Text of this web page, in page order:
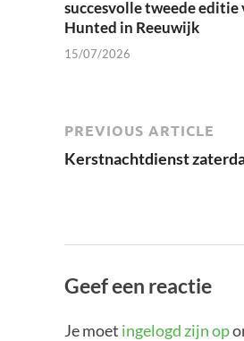
succesvolle tweede editie
Hunted in Reeuwijk
15/07/2026
PREVIOUS ARTICLE
Kerstnachtdienst
Geef een reactie
Je moet ingelogd zijn op